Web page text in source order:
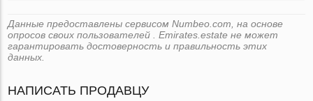
Данные предоставлены сервисом Numbeo.com, на основе
опросов своих пользователей . Emirates.estate не может
гарантировать достоверность и правильность этих
данных.
НАПИСАТЬ ПРОДАВЦУ